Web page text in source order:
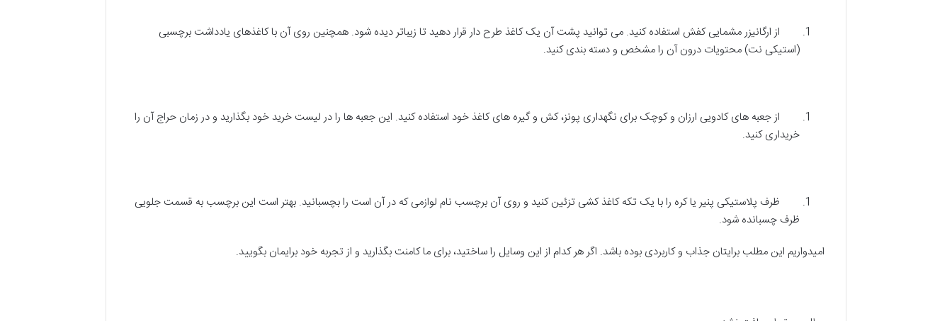
از ارگانیزر مشمایی کفش استفاده کنید. می توانید پشت آن یک کاغذ طرح دار قرار دهید تا زیباتر دیده شود. همچنین روی آن با کاغذهای یادداشت برچسبی
(استیکی نت) محتویات درون آن را مشخص و دسته بندی کنید.
از جعبه های کادویی ارزان و کوچک برای نگهداری پونز، کش و گیره های کاغذ خود استفاده کنید. این جعبه ها را در لیست خرید خود بگذارید و در زمان حراج آن را
خریداری کنید.
ظرف پلاستیکی پنیر یا کره را با یک تکه کاغذ کشی تزئین کنید و روی آن برچسب نام لوازمی که در آن است را بچسبانید. بهتر است این برچسب به قسمت جلویی
ظرف چسبانده شود.
امیدواریم این مطلب برایتان جذاب و کاربردی بوده باشد. اگر هر کدام از این وسایل را ساختید، برای ما کامنت بگذارید و از تجربه خود برایمان بگویید.